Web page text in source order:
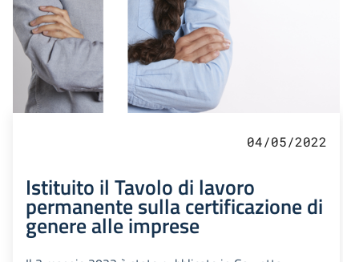
04/05/2022
Istituito il Tavolo di lavoro
permanente sulla certificazione di
genere alle imprese